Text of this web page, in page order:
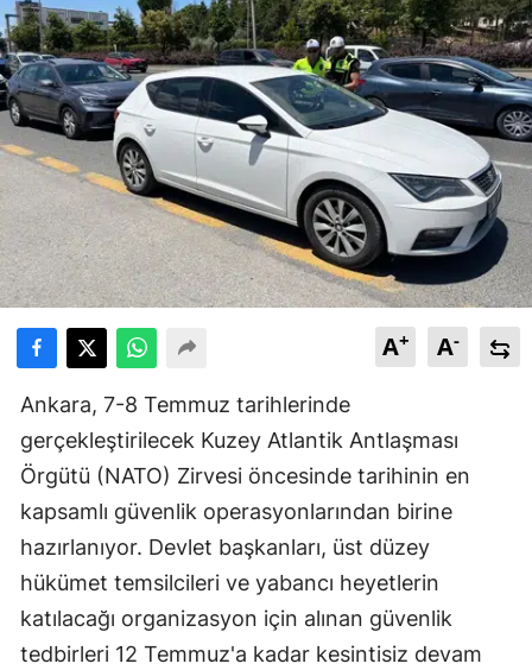
A+ A-
Ankara, 7-8 Temmuz tarihlerinde
gerçekleştirilecek Kuzey Atlantik Antlaşması
Örgütü (NATO) Zirvesi öncesinde tarihinin en
kapsamlı güvenlik operasyonlarından birine
hazırlanıyor. Devlet başkanları, üst düzey
hükümet temsilcileri ve yabancı heyetlerin
katılacağı organizasyon için alınan güvenlik
tedbirleri 12 Temmuz'a kadar kesintisiz devam